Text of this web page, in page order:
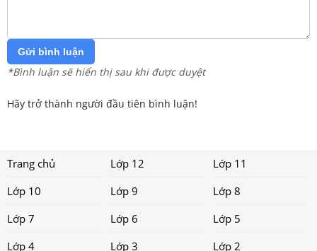
Gửi bình luận
*Bình luận sẽ hiển thị sau khi được duyệt
Hãy trở thành người đầu tiên bình luận!
Trang chủ Lớp 12
Lớp 11
Lớp 10
Lớp 9
Lớp 8
Lớp 7
Lớp 6
Lớp 5
Lớp 4
Lớp 3 Lớp 2